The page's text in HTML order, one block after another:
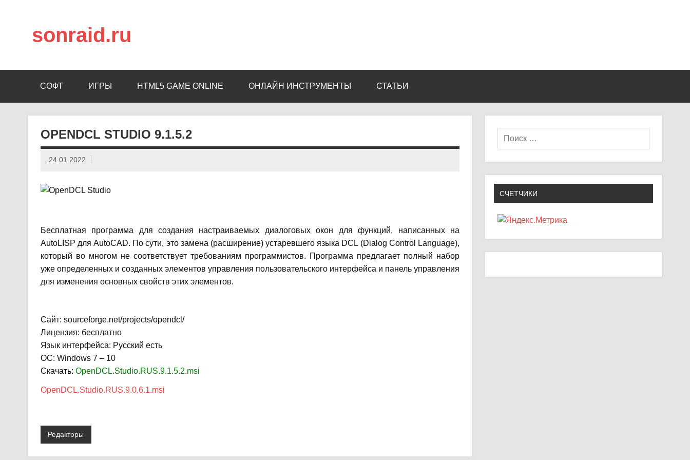
sonraid.ru
СОФТ ИГРЫ HTML5 GAME ONLINE ОНЛАЙН ИНСТРУМЕНТЫ СТАТЬИ
OPENDCL STUDIO 9.1.5.2
24.01.2022
Бесплатная программа для создания настраиваемых диалоговых окон для функций, написанных на
AutoLISP для AutoCAD. По сути, это замена (расширение) устаревшего языка DCL (Dialog Control Language),
который во многом не соответствует требованиям программистов. Программа предлагает полный набор
уже определенных и созданных элементов управления пользовательского интерфейса и панель управления
для изменения основных свойств этих элементов.
Сайт: sourceforge.net/projects/opendcl/
Лицензия: бесплатно
Язык интерфейса: Русский есть
ОС: Windows 7 – 10
Скачать: OpenDCL.Studio.RUS.9.1.5.2.msi
OpenDCL.Studio.RUS.9.0.6.1.msi
Редакторы
СЧЕТЧИКИ